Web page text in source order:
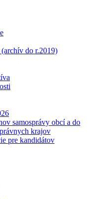
do r.2019)
samosprávy obcí a do
krajov
pre kandidátov